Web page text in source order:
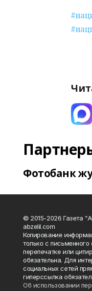
Фотобанк
© 2015-2026 Газета
abzelil.com
Копирование
только с
перепечатке или
обязательна. Для
социальных сетей
гиперссылка
Об использовании